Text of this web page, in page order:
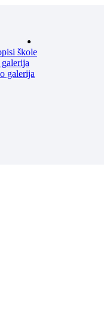
škole
galerija